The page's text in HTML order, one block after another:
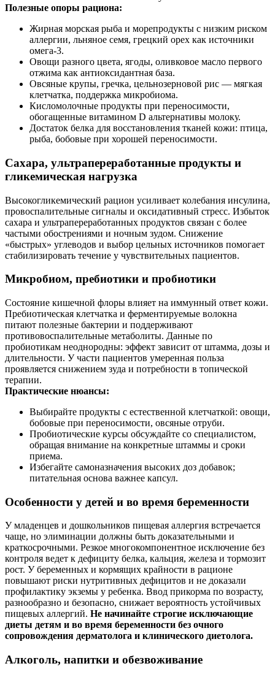
Полезные опоры рациона:
Жирная морская рыба и морепродукты с низким риском
аллергии, льняное семя, грецкий орех как источники
омега‑3.
Овощи разного цвета, ягоды, оливковое масло первого
отжима как антиоксидантная база.
Овсяные крупы, гречка, цельнозерновой рис — мягкая
клетчатка, поддержка микробиома.
Кисломолочные продукты при переносимости,
обогащенные витамином D альтернативы молоку.
Достаток белка для восстановления тканей кожи: птица,
рыба, бобовые при хорошей переносимости.
Сахара, ультрапереработанные продукты и
гликемическая нагрузка
Высокогликемический рацион усиливает колебания инсулина,
провоспалительные сигналы и оксидативный стресс. Избыток
сахара и ультрапереработанных продуктов связан с более
частыми обострениями и ночным зудом. Снижение
«быстрых» углеводов и выбор цельных источников помогает
стабилизировать течение у чувствительных пациентов.
Микробиом, пребиотики и пробиотики
Состояние кишечной флоры влияет на иммунный ответ кожи.
Пребиотическая клетчатка и ферментируемые волокна
питают полезные бактерии и поддерживают
противовоспалительные метаболиты. Данные по
пробиотикам неоднородны: эффект зависит от штамма, дозы и
длительности. У части пациентов умеренная польза
проявляется снижением зуда и потребности в топической
терапии.
Практические нюансы:
Выбирайте продукты с естественной клетчаткой: овощи,
бобовые при переносимости, овсяные отруби.
Пробиотические курсы обсуждайте со специалистом,
обращая внимание на конкретные штаммы и сроки
приема.
Избегайте самоназначения высоких доз добавок;
питательная основа важнее капсул.
Особенности у детей и во время беременности
У младенцев и дошкольников пищевая аллергия встречается
чаще, но элиминации должны быть доказательными и
краткосрочными. Резкое многокомпонентное исключение без
контроля ведет к дефициту белка, кальция, железа и тормозит
рост. У беременных и кормящих крайности в рационе
повышают риски нутритивных дефицитов и не доказали
профилактику экземы у ребенка. Ввод прикорма по возрасту,
разнообразно и безопасно, снижает вероятность устойчивых
пищевых аллергий. Не начинайте строгие исключающие
диеты детям и во время беременности без очного
сопровождения дерматолога и клинического диетолога.
Алкоголь, напитки и обезвоживание